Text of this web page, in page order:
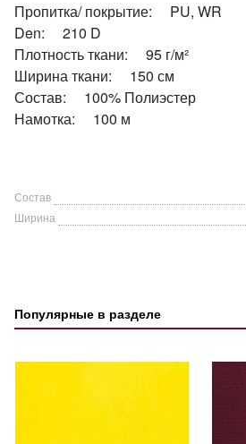
Пропитка/ покрытие: PU, WR
Den: 210 D
Плотность ткани: 95 г/м²
Ширина ткани: 150 см
Состав: 100% Полиэстер
Намотка: 100 м
Состав
Ширина
Популярные в разделе